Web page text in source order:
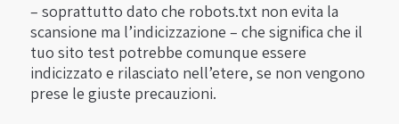
– soprattutto dato che robots.txt non evita la
scansione ma l’indicizzazione – che significa che il
tuo sito test potrebbe comunque essere
indicizzato e rilasciato nell’etere, se non vengono
prese le giuste precauzioni.